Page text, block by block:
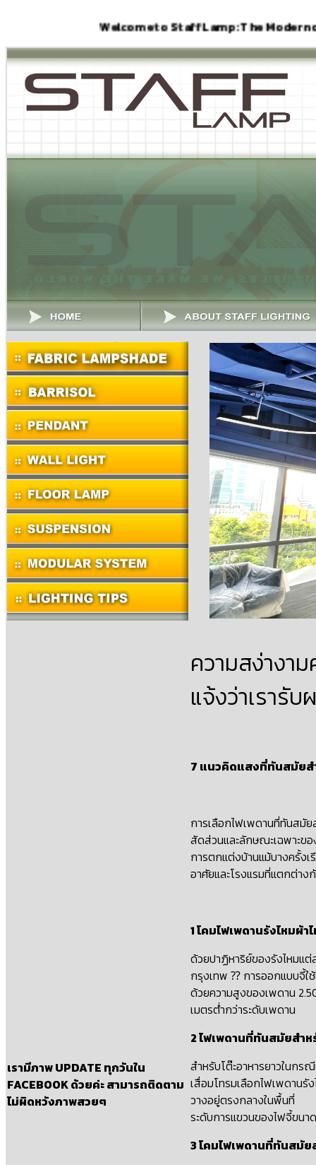
Welcome to Staff Lamp : The Modern office
เรามีภาพ UPDATE ทุกวันใน
FACEBOOK ด้วยค่ะ สามารถติดตาม
ไม่ผิดหวังภาพสวยๆ
ความสง่างา
แจ้งว่าเรารั
7 แนวคิดแสงที่ทันสมัย
การเลือกไฟเพดานที่ทันสมั
สัดส่วนและลักษณะเฉพาะขอ
การตกแต่งบ้านแม้บางครั้ง
อาศัยและโรงแรมที่แตกต่า
1 โคมไฟเพดานรังไหมผ้
ด้วยปาฏิหาริย์ของรังไหมแ
กรุงเทพ ⁇ การออกแบบจี้ใ
ด้วยความสูงของเพดาน
เมตรต่ํากว่าระดับเพดาน
2 ไฟเพดานที่ทันสมัยสําห
สําหรับโต๊ะอาหารยาวในก
เสื่อมโทรมเลือกไฟเพดานรั
วางอยู่ตรงกลางในพื้นที่
ระดับการแขวนของไฟจี้ขน
3 โคมไฟเพดานที่ทันสมัย